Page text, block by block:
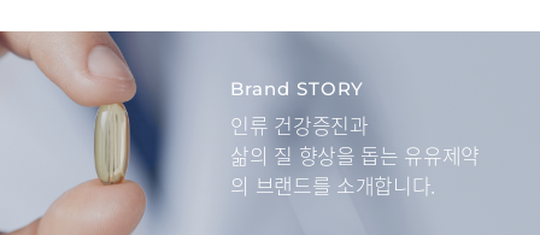
Brand STORY
인류 건강증진과
삶의 질 향상을 돕는 유유제약
의 브랜드를 소개합니다.